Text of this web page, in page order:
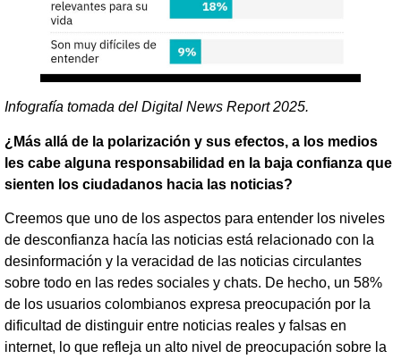
Infografía tomada del Digital News Report 2025.
¿Más allá de la polarización y sus efectos, a los medios
les cabe alguna responsabilidad en la baja confianza que
sienten los ciudadanos hacia las noticias?
Creemos que uno de los aspectos para entender los niveles
de desconfianza hacía las noticias está relacionado con la
desinformación y la veracidad de las noticias circulantes
sobre todo en las redes sociales y chats. De hecho, un 58%
de los usuarios colombianos expresa preocupación por la
dificultad de distinguir entre noticias reales y falsas en
internet, lo que refleja un alto nivel de preocupación sobre la